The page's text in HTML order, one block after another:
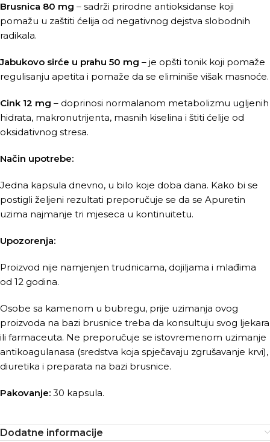
Brusnica 80 mg – sadrži prirodne antioksidanse koji
pomažu u zaštiti ćelija od negativnog dejstva slobodnih
radikala.
Jabukovo sirće u prahu 50 mg – je opšti tonik koji pomaže
regulisanju apetita i pomaže da se eliminiše višak masnoće.
Cink 12 mg – doprinosi normalanom metabolizmu ugljenih
hidrata, makronutrijenta, masnih kiselina i štiti ćelije od
oksidativnog stresa.
Način upotrebe:
Jedna kapsula dnevno, u bilo koje doba dana. Kako bi se
postigli željeni rezultati preporučuje se da se Apuretin
uzima najmanje tri mjeseca u kontinuitetu.
Upozorenja:
Proizvod nije namjenjen trudnicama, dojiljama i mlađima
od 12 godina.
Osobe sa kamenom u bubregu, prije uzimanja ovog
proizvoda na bazi brusnice treba da konsultuju svog ljekara
ili farmaceuta. Ne preporučuje se istovremenom uzimanje
antikoagulanasa (sredstva koja spječavaju zgrušavanje krvi),
diuretika i preparata na bazi brusnice.
Pakovanje: 30 kapsula.
Dodatne informacije